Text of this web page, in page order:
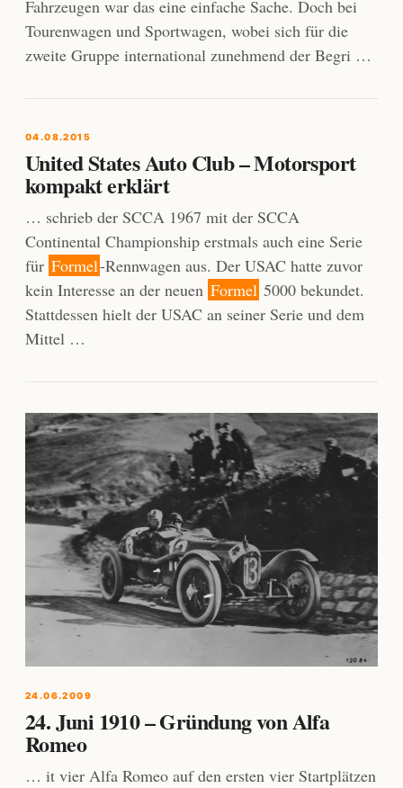
Fahrzeugen war das eine einfache Sache. Doch bei
Tourenwagen und Sportwagen, wobei sich für die
zweite Gruppe international zunehmend der Begri …
04.08.2015
United States Auto Club – Motorsport
kompakt erklärt
… schrieb der SCCA 1967 mit der SCCA
Continental Championship erstmals auch eine Serie
für Formel-Rennwagen aus. Der USAC hatte zuvor
kein Interesse an der neuen Formel 5000 bekundet.
Stattdessen hielt der USAC an seiner Serie und dem
Mittel …
24.06.2009
24. Juni 1910 – Gründung von Alfa
Romeo
… it vier Alfa Romeo auf den ersten vier Startplätzen